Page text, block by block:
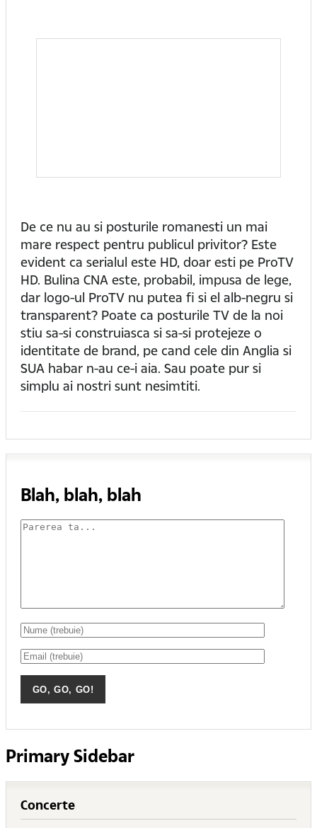
De ce nu au si posturile romanesti un mai
mare respect pentru publicul privitor? Este
evident ca serialul este HD, doar esti pe ProTV
HD. Bulina CNA este, probabil, impusa de lege,
dar logo-ul ProTV nu putea fi si el alb-negru si
transparent? Poate ca posturile TV de la noi
stiu sa-si construiasca si sa-si protejeze o
identitate de brand, pe cand cele din Anglia si
SUA habar n-au ce-i aia. Sau poate pur si
simplu ai nostri sunt nesimtiti.
Blah, blah, blah
Primary Sidebar
Concerte